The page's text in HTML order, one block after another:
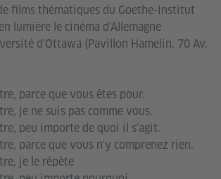
films thématiques du Goethe-Institut
lumière le cinéma d'Allemagne
d'Ottawa (Pavillon Hamelin, 70 Av.
parce que vous êtes pour.
je ne suis pas comme vous.
peu importe de quoi il s'agit.
parce que vous n'y comprenez rien.
je le répète